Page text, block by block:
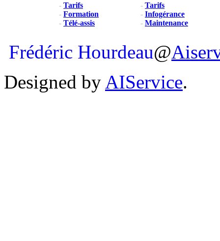
- Tarifs
- Formation
- Télé-assis
- Tarifs
- Infogérance
- Maintenance
Frédéric Hourdeau@
Designed by AIService.